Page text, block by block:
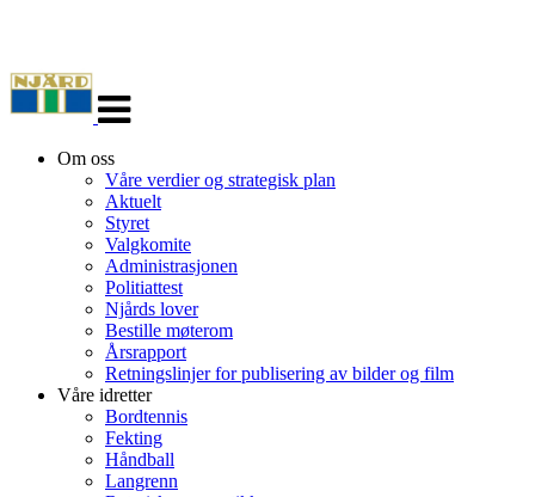
navigasjon
Om oss
Våre verdier og strategisk plan
Aktuelt
Styret
Valgkomite
Administrasjonen
Politiattest
Njårds lover
Bestille møterom
Årsrapport
Retningslinjer for publisering av bilder og film
Våre idretter
Bordtennis
Fekting
Håndball
Langrenn